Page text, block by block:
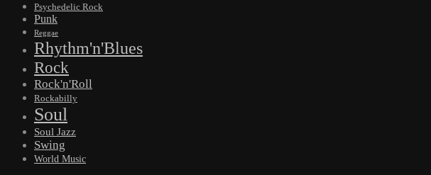
Psychedelic Rock
Punk
Reggae
Rhythm'n'Blues
Rock
Rock'n'Roll
Rockabilly
Soul
Soul Jazz
Swing
World Music